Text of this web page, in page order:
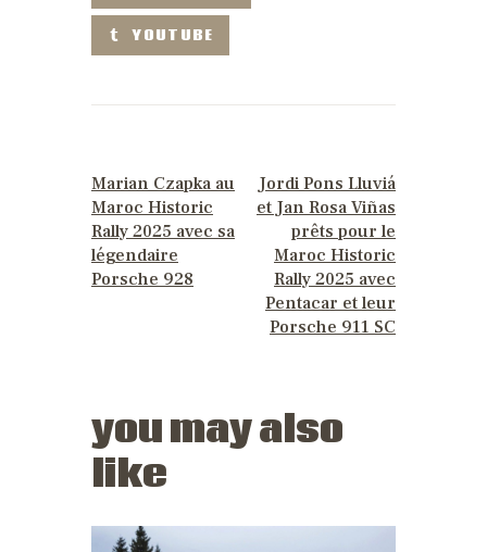
YOUTUBE
Marian Czapka au
Maroc Historic
Rally 2025 avec sa
légendaire
Porsche 928
Jordi Pons Lluviá
et Jan Rosa Viñas
prêts pour le
Maroc Historic
Rally 2025 avec
Pentacar et leur
Porsche 911 SC
you may also
like